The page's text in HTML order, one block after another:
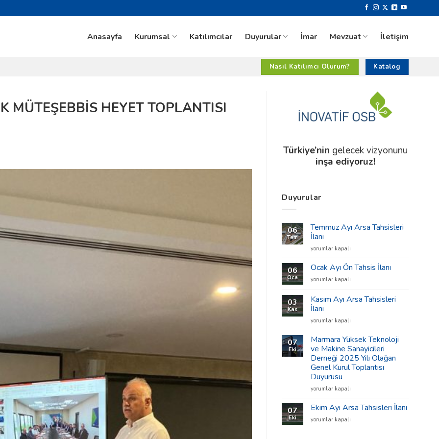
Anasayfa Kurumsal Katılımcılar Duyurular İmar Mevzuat İletişim
Nasıl Katılımcı Olurum? Katalog
MÜTEŞEBBİS HEYET TOPLANTISI
Türkiye’nin gelecek vizyonunu
inşa ediyoruz!
Duyurular
06
Tem
Temmuz Ayı Arsa Tahsisleri
İlanı
Temmuz
Arsa
İlanı
yorumlar kapalı
06
Oca
Ocak Ayı Ön Tahsis İlanı
Ocak
Ön
Tahsis
İlanı
için
yorumlar kapalı
03
Kas
Kasım Ayı Arsa Tahsisleri
İlanı
Kasım
Arsa
Tahsisleri
İlanı
için
yorumlar kapalı
07
Eki
Marmara Yüksek Teknoloji
ve Makine Sanayicileri
Derneği 2025 Yılı Olağan
Genel Kurul Toplantısı
Duyurusu
Marmara
Teknoloji
Makine
yorumlar kapalı
07
Eki
Ekim Ayı Arsa Tahsisleri İlanı
Ekim
yorumlar kapalı